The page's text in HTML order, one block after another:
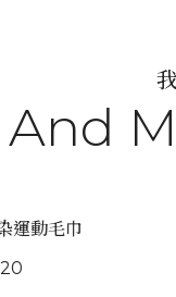
And
運動毛巾